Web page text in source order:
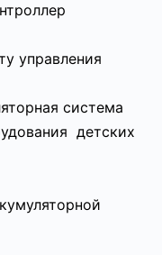
управления
система
детских